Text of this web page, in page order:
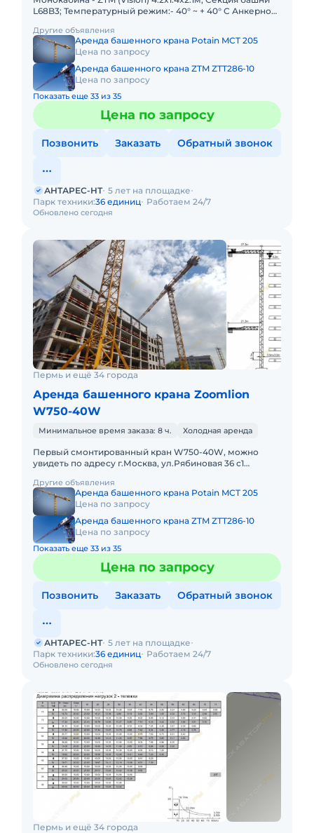
L68B3; Температурный режим:- 40° ~ + 40° C Анкерное
Другие объявления
Аренда башенного крана Potain MCT 205
Цена по запросу
Аренда башенного крана ZTM ZTT286-10
Цена по запросу
Показать еще 33 из 35
Цена по запросу
Позвонить Заказать Обратный звонок
Обновлено сегодня
АНТАРЕС-НТ 5 лет на площадке
Парк техники:36 единиц Работаем 24/7
Пермь и ещё 34 города
Аренда башенного крана Zoomlion
W750-40W
Минимальное время заказа: 8 ч. Холодная аренда
Первый смонтированный кран W750-40W, можно
увидеть по адресу г.Москва, ул.Рябиновая 36 с1
стрелы- 80 метров; В
Другие объявления
Аренда башенного крана Potain MCT 205
Цена по запросу
Аренда башенного крана ZTM ZTT286-10
Цена по запросу
Показать еще 33 из 35
Цена по запросу
Позвонить Заказать Обратный звонок
Обновлено сегодня
АНТАРЕС-НТ 5 лет на площадке
Парк техники:36 единиц Работаем 24/7
Пермь и ещё 34 города